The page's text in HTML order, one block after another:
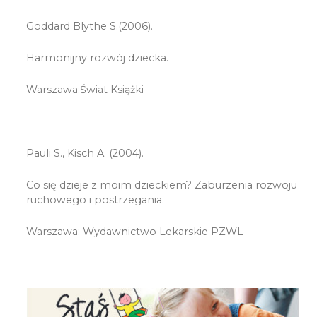
Goddard Blythe S.(2006).
Harmonijny rozwój dziecka.
Warszawa:Świat Książki
Pauli S., Kisch A. (2004).
Co się dzieje z moim dzieckiem? Zaburzenia rozwoju
ruchowego i postrzegania.
Warszawa: Wydawnictwo Lekarskie PZWL